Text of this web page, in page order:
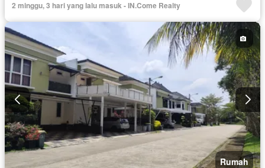
2 minggu, 3 hari yang lalu masuk - IN.Come Realty
Rumah